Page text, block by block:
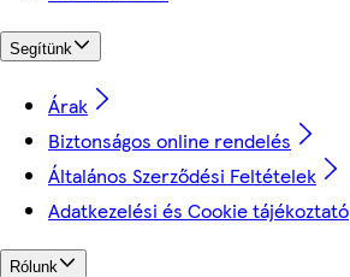
Segítünk
Árak
Biztonságos online rendelés
Általános Szerződési Feltételek
Adatkezelési és Cookie tájékoztató
Rólunk